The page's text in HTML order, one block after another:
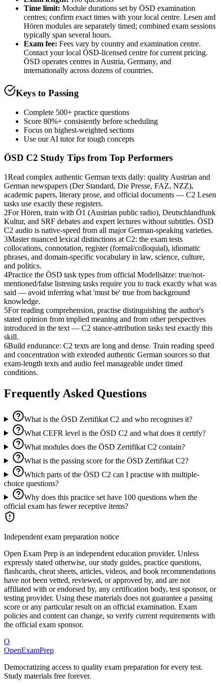
Time limit: Module durations set by ÖSD examination
centres; confirm exact times with your local centre. Lesen and
Hören modules are separately timed; combined exam sessions
typically span several hours.
Exam fee: Fees vary by country and examination centre.
Contact your local ÖSD-licensed centre for current pricing.
ÖSD operates centres in Austria, Germany, and
internationally across dozens of countries.
Keys to Passing
Complete 500+ practice questions
Score 80%+ consistently before scheduling
Focus on highest-weighted sections
Use our AI tutor for tough concepts
ÖSD C2 Study Tips from Top Performers
1Read complex authentic German texts daily: quality Austrian and
German newspapers (Der Standard, Die Presse, FAZ, NZZ),
academic papers, literary prose, and official documents — C2 Lesen
tasks use exactly these registers.
2For Hören, train with Ö1 (Austrian public radio), Deutschlandfunk
Kultur, and SRF debates and expert lectures without subtitles. ÖSD
C2 audio is native-speed from all major German-speaking varieties.
3Master nuanced lexical distinctions at C2: the exam tests
collocations, connotation, register (formal/colloquial), idiomatic
phrases, and domain-specific vocabulary in law, science, culture,
and politics.
4Practice the ÖSD task types from official Modellsätze: true/not-
mentioned/false listening tasks require you to track exactly what was
said — avoid inferring what 'must be' true from background
knowledge.
5For reading comprehension, practise distinguishing the author's
stated opinion from implied meaning and from other perspectives
introduced in the text — C2 stance-attribution tasks test exactly this
skill.
6Build endurance: C2 texts are long and dense. Train reading speed
and concentration with extended authentic German sources so that
exam-length texts and audio feel manageable under timed
conditions.
Frequently Asked Questions
What is the ÖSD Zertifikat C2 and who recognises it?
What CEFR level is the ÖSD C2 and what does it certify?
What modules does the ÖSD Zertifikat C2 contain?
What is the passing score for the ÖSD Zertifikat C2?
Which parts of the ÖSD C2 can I practise with multiple-
choice questions?
Why does this practice set have 100 questions when the
official exam has fewer receptive items?
Independent exam preparation notice
Open Exam Prep is an independent education provider. Unless
expressly stated otherwise, our study guides, practice questions,
flashcards, cheat sheets, articles, videos, and book recommendations
have not been vetted, reviewed, or approved by, and are not
affiliated with or endorsed by, any certification body, test sponsor, or
testing provider. Using these materials does not guarantee a passing
score or any particular result on an official examination. Exam
policies and content can change, so verify current requirements with
the official exam sponsor.
O
OpenExamPrep
Democratizing access to quality exam preparation for every test.
Study materials free forever.